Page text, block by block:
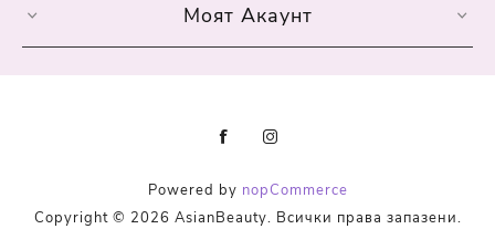
Моят Акаунт
Powered by nopCommerce
Copyright © 2026 AsianBeauty. Всички права запазени.